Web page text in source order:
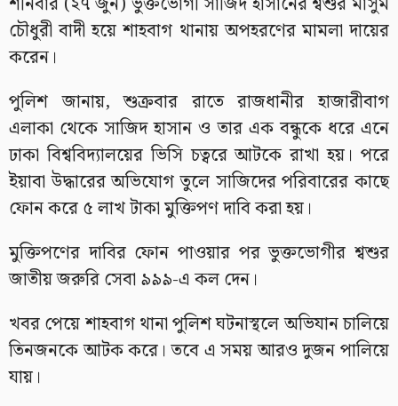
চৌধুরী বাদী হয়ে শাহবাগ থানায় অপহরণের মামলা দায়ের
করেন।
পুলিশ জানায়, শুক্রবার রাতে রাজধানীর হাজারীবাগ
এলাকা থেকে সাজিদ হাসান ও তার এক বন্ধুকে ধরে এনে
ঢাকা বিশ্ববিদ্যালয়ের ভিসি চত্বরে আটকে রাখা হয়। পরে
ইয়াবা উদ্ধারের অভিযোগ তুলে সাজিদের পরিবারের কাছে
ফোন করে ৫ লাখ টাকা মুক্তিপণ দাবি করা হয়।
মুক্তিপণের দাবির ফোন পাওয়ার পর ভুক্তভোগীর শ্বশুর
জাতীয় জরুরি সেবা ৯৯৯-এ কল দেন।
খবর পেয়ে শাহবাগ থানা পুলিশ ঘটনাস্থলে অভিযান চালিয়ে
তিনজনকে আটক করে। তবে এ সময় আরও দুজন পালিয়ে
যায়।